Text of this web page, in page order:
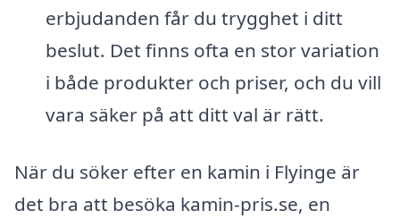
erbjudanden får du trygghet i ditt
beslut. Det finns ofta en stor variation
i både produkter och priser, och du vill
vara säker på att ditt val är rätt.
När du söker efter en kamin i Flyinge är
det bra att besöka kamin-pris.se, en